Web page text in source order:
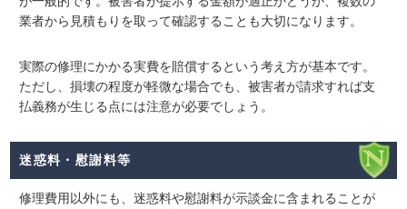
業者から見積もりを取って確認することも大切になります。
実際の修理にかかる実費を賠償するという考え方が基本です。
ただし、損壊の程度が軽微な場合でも、被害者が請求すれば支
払義務が生じる点には注意が必要でしょう。
迷惑料・慰謝料等
修理費用以外にも、迷惑料や慰謝料が示談金に含まれることが